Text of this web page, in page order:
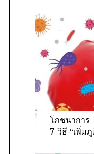
โภชนาการ
7 วิธี “เพิ่ม